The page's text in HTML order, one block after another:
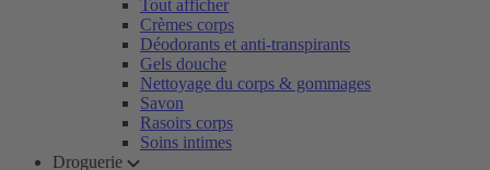
Tout afficher
Crèmes corps
Déodorants et anti-transpirants
Gels douche
Nettoyage du corps & gommages
Savon
Rasoirs corps
Soins intimes
Droguerie